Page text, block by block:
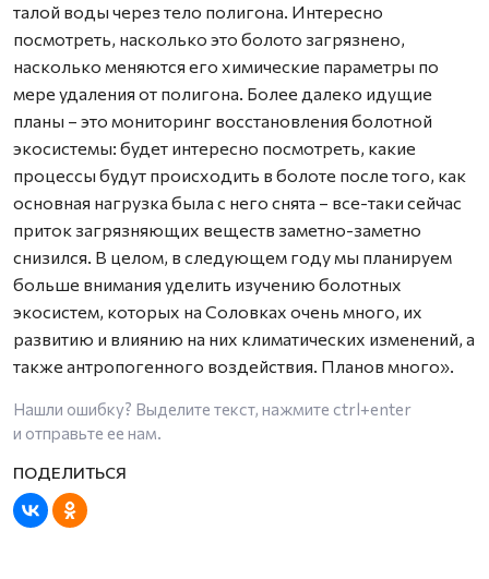
талой воды через тело полигона. Интересно
посмотреть, насколько это болото загрязнено,
насколько меняются его химические параметры по
мере удаления от полигона. Более далеко идущие
планы – это мониторинг восстановления болотной
экосистемы: будет интересно посмотреть, какие
процессы будут происходить в болоте после того, как
основная нагрузка была с него снята – все-таки сейчас
приток загрязняющих веществ заметно-заметно
снизился. В целом, в следующем году мы планируем
больше внимания уделить изучению болотных
экосистем, которых на Соловках очень много, их
развитию и влиянию на них климатических изменений, а
также антропогенного воздействия. Планов много».
Нашли ошибку? Выделите текст, нажмите ctrl+enter
и отправьте ее нам.